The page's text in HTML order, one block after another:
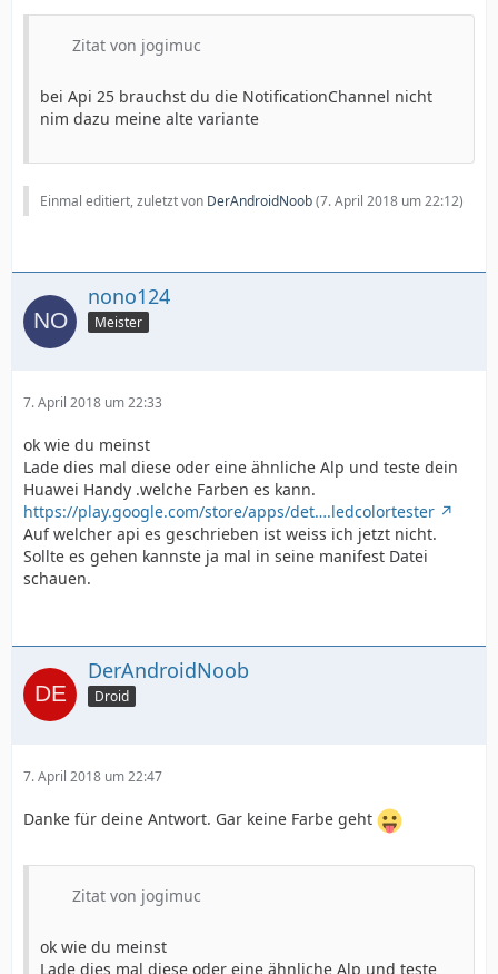
Zitat von jogimuc
bei Api 25 brauchst du die NotificationChannel nicht
nim dazu meine alte variante
Einmal editiert, zuletzt von DerAndroidNoob(7. April 2018 um 22:12)
nono124
Meister
7. April 2018 um 22:33
ok wie du meinst
Lade dies mal diese oder eine ähnliche Alp und teste dein
Huawei Handy .welche Farben es kann.
https://play.google.com/store/apps/det….ledcolortester
Auf welcher api es geschrieben ist weiss ich jetzt nicht.
Sollte es gehen kannste ja mal in seine manifest Datei
schauen.
DerAndroidNoob
Droid
7. April 2018 um 22:47
Danke für deine Antwort. Gar keine Farbe geht
Zitat von jogimuc
ok wie du meinst
Lade dies mal diese oder eine ähnliche Alp und teste